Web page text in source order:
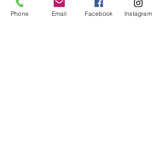
好印象
Phone Email Facebook Instagram